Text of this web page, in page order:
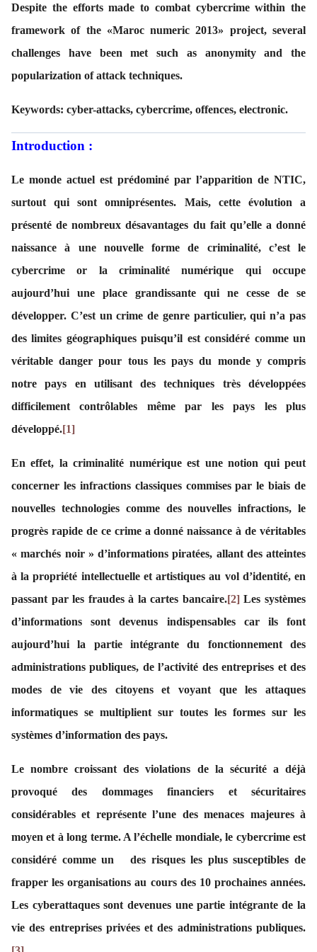
Despite the efforts made to combat cybercrime within the
framework of the «Maroc numeric 2013» project, several
challenges have been met such as anonymity and the
popularization of attack techniques.
Keywords: cyber-attacks, cybercrime, offences, electronic.
Introduction :
Le monde actuel est prédominé par l’apparition de NTIC,
surtout qui sont omniprésentes. Mais, cette évolution a
présenté de nombreux désavantages du fait qu’elle a donné
naissance à une nouvelle forme de criminalité, c’est le
cybercrime or la criminalité numérique qui occupe
aujourd’hui une place grandissante qui ne cesse de se
développer. C’est un crime de genre particulier, qui n’a pas
des limites géographiques puisqu’il est considéré comme un
véritable danger pour tous les pays du monde y compris
notre pays en utilisant des techniques très développées
difficilement contrôlables même par les pays les plus
développé.[1]
En effet, la criminalité numérique est une notion qui peut
concerner les infractions classiques commises par le biais de
nouvelles technologies comme des nouvelles infractions, le
progrès rapide de ce crime a donné naissance à de véritables
« marchés noir » d’informations piratées, allant des atteintes
à la propriété intellectuelle et artistiques au vol d’identité, en
passant par les fraudes à la cartes bancaire.[2]Les systèmes
d’informations sont devenus indispensables car ils font
aujourd’hui la partie intégrante du fonctionnement des
administrations publiques, de l’activité des entreprises et des
modes de vie des citoyens et voyant que les attaques
informatiques se multiplient sur toutes les formes sur les
systèmes d’information des pays.
Le nombre croissant des violations de la sécurité a déjà
provoqué des dommages financiers et sécuritaires
considérables et représente l’une des menaces majeures à
moyen et à long terme. A l’échelle mondiale, le cybercrime est
considéré comme un des risques les plus susceptibles de
frapper les organisations au cours des 10 prochaines années.
Les cyberattaques sont devenues une partie intégrante de la
vie des entreprises privées et des administrations publiques.